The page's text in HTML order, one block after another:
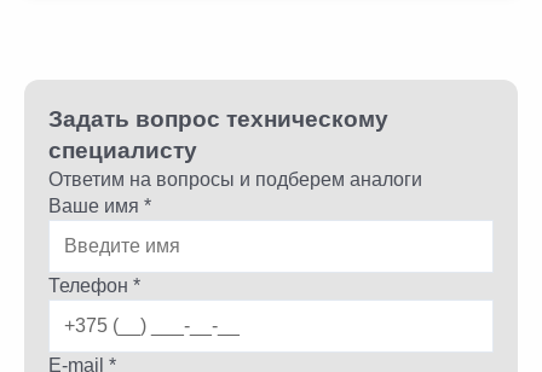
Задать вопрос техническому
специалисту
Ответим на вопросы и подберем аналоги
Ваше имя *
Телефон *
E-mail *